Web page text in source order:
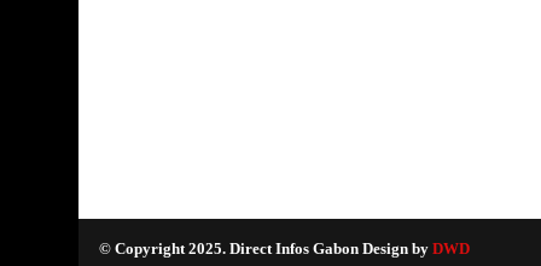
© Copyright 2025. Direct Infos Gabon Design by DWD